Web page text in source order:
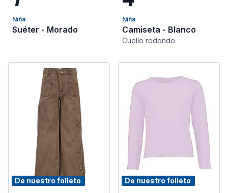
Niña
Suéter - Morado
Niña
Camiseta - Blanco
Cuello redondo
De nuestro folleto De nuestro folleto